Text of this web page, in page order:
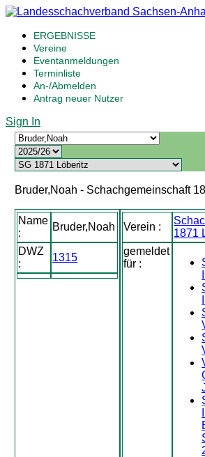
ERGEBNISSE
Vereine
Eventanmeldungen
Terminliste
An-/Abmelden
Antrag neuer Nutzer
Sign In
Bruder,Noah - Schachgemeinschaft
Name
:
Bruder,Noah
DWZ
:
1315
Verein :
1871
gemeldet
für :